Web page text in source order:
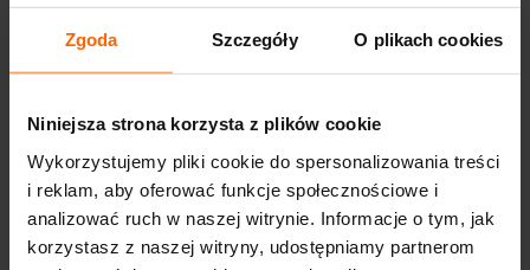
Zgoda Szczegóły O plikach cookies
Niniejsza strona korzysta z plików cookie
Wykorzystujemy pliki cookie do spersonalizowania treści
i reklam, aby oferować funkcje społecznościowe i
analizować ruch w naszej witrynie. Informacje o tym, jak
korzystasz z naszej witryny, udostępniamy partnerom